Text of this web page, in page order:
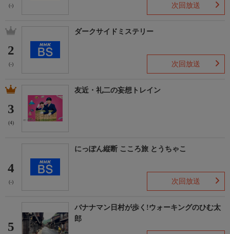
家主の家づくりのこだわりから、住んでみてわかった意外な失敗
出演者
二級建築士・田中卓志（アンガールズ）
山根良顕（アンガールズ）
ホームページ
https://www.bs-tvtokyo.co.jp/sugoie/
ートして放送しています。
(-) 次回放送
2
(-)
ダークサイドミステリー
次回放送
3
(4)
友近・礼二の妄想トレイン
4
(-)
にっぽん縦断 こころ旅 とうちゃこ
次回放送
5
バナナマン日村が歩く!ウォーキングのひむ太
郎